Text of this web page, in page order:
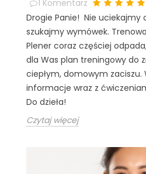
1 Komentarz
Drogie Panie! Nie uciekajmy
szukajmy wymówek.
Plener coraz częściej
dla Was plan treningowy do
ciepłym, domowym zaciszu.
informacje wraz z
Do dzieła!
Czytaj więcej